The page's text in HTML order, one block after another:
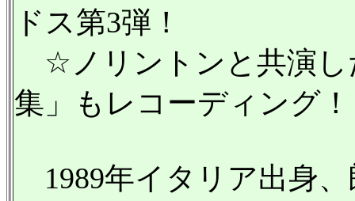
ドス第3弾！
☆ノリントンと共演し
集」もレコーディング！
1989年イタリア出身